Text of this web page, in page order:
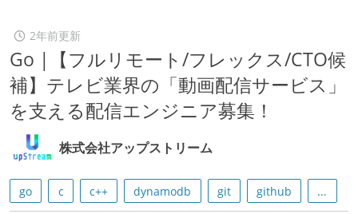
2年前更新
Go |【フルリモート/フレックス/CTO候
補】テレビ業界の「動画配信サービス」
を支える配信エンジニア募集！
株式会社アップストリーム
go c c++ dynamodb git github ...